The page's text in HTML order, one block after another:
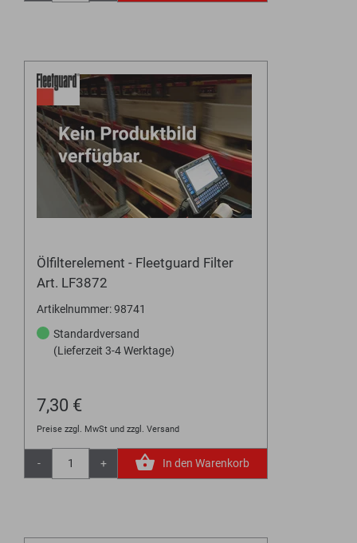
Ölfilterelement - Fleetguard Filter
Art. LF3872
Artikelnummer: 98741
Standardversand
(Lieferzeit 3-4 Werktage)
7,30 €
Preise zzgl. MwSt und zzgl. Versand
- + In den Warenkorb